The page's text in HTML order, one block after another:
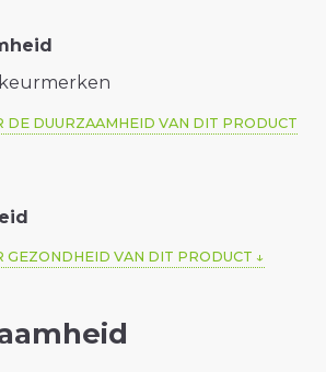
DE DUURZAAMHEID VAN DIT PRODUCT
GEZONDHEID VAN DIT PRODUCT